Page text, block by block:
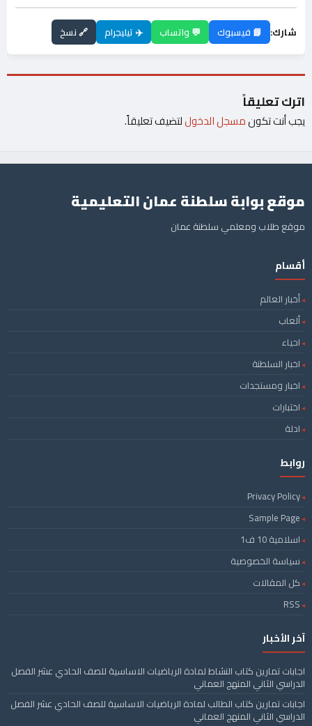
شارك: 📘 فيسبوك 💬 واتساب ✈️ تيليجرام 🔗 نسخ
اترك تعليقاً
يجب أنت تكونمسجل الدخوللتضيف تعليقاً.
موقع بوابة سلطنة عمان التعليمية
موقع طلاب ومعلمي سلطنة عمان
أقسام
أخبار العالم
ألعاب
احياء
اخبار السلطنة
اخبار ومستجدات
اختبارات
ادلة
روابط
Privacy Policy
Sample Page
اسلامية 10 ف1
سياسة الخصوصية
كل المقالات
RSS
آخر الأخبار
اجابات تمارين كتاب النشاط لمادة الرياضيات الاساسية للصف الحادي عشر الفصل
الدراسي الثاني المنهج العماني
اجابات تمارين كتاب الطالب لمادة الرياضيات الاساسية للصف الحادي عشر الفصل
الدراسي الثاني المنهج العماني